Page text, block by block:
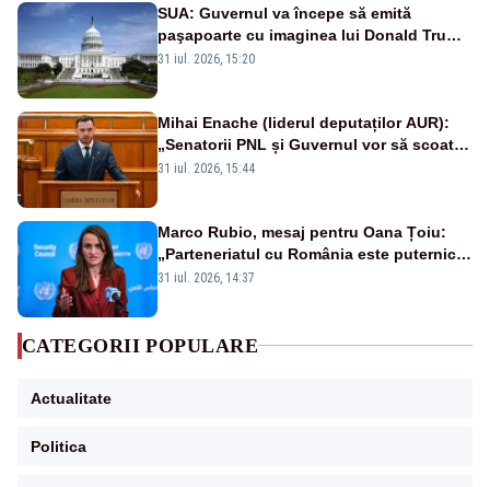
SUA: Guvernul va începe să emită
paşapoarte cu imaginea lui Donald Trump
începând cu 8 august
31 iul. 2026, 15:20
Mihai Enache (liderul deputaților AUR):
„Senatorii PNL și Guvernul vor să scoată
la vânzare bunuri publice pentru a stinge
31 iul. 2026, 15:44
Marco Rubio, mesaj pentru Oana Țoiu:
„Parteneriatul cu România este puternic
și prețuit”
31 iul. 2026, 14:37
CATEGORII POPULARE
Actualitate
Politica